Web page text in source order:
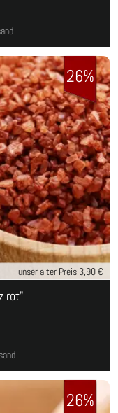
unser alter Preis3,90 €
rot"
26%
26%